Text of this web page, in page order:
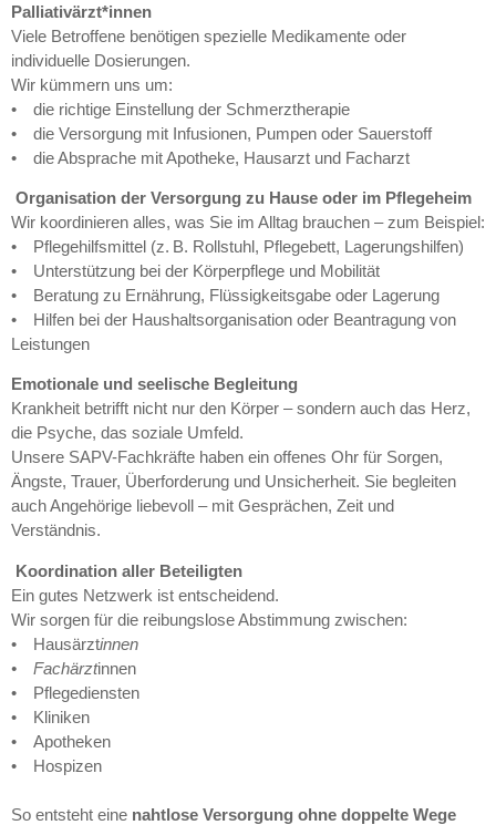
Palliativärzt*innen
Viele Betroffene benötigen spezielle Medikamente oder
individuelle Dosierungen.
Wir kümmern uns um:
• die richtige Einstellung der Schmerztherapie
• die Versorgung mit Infusionen, Pumpen oder Sauerstoff
• die Absprache mit Apotheke, Hausarzt und Facharzt
Organisation der Versorgung zu Hause oder im Pflegeheim
Wir koordinieren alles, was Sie im Alltag brauchen – zum Beispiel:
• Pflegehilfsmittel (z. B. Rollstuhl, Pflegebett, Lagerungshilfen)
• Unterstützung bei der Körperpflege und Mobilität
• Beratung zu Ernährung, Flüssigkeitsgabe oder Lagerung
• Hilfen bei der Haushaltsorganisation oder Beantragung von
Leistungen
Emotionale und seelische Begleitung
Krankheit betrifft nicht nur den Körper – sondern auch das Herz,
die Psyche, das soziale Umfeld.
Unsere SAPV-Fachkräfte haben ein offenes Ohr für Sorgen,
Ängste, Trauer, Überforderung und Unsicherheit. Sie begleiten
auch Angehörige liebevoll – mit Gesprächen, Zeit und
Verständnis.
Koordination aller Beteiligten
Ein gutes Netzwerk ist entscheidend.
Wir sorgen für die reibungslose Abstimmung zwischen:
• Hausärztinnen
• Fachärztinnen
• Pflegediensten
• Kliniken
• Apotheken
• Hospizen
So entsteht eine nahtlose Versorgung ohne doppelte Wege